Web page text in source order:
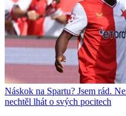
Náskok na Spartu? Jsem rád.
nechtěl lhát o svých pocitech